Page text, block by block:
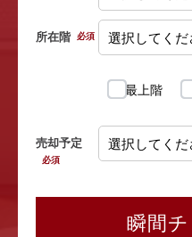
所在階 必須
最上階
売却予定
必須
瞬間チ